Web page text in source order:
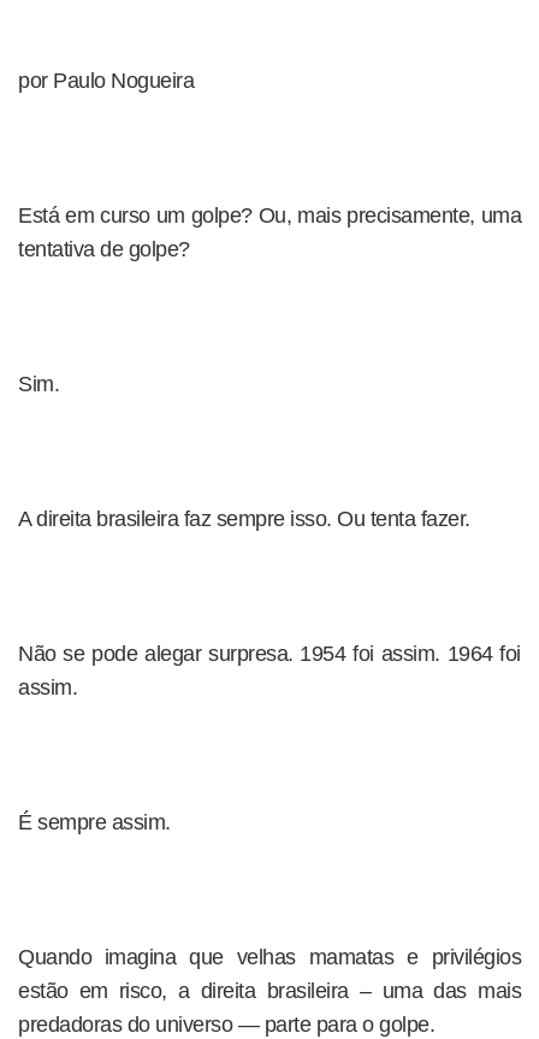
por Paulo Nogueira
Está em curso um golpe? Ou, mais precisamente, uma
tentativa de golpe?
Sim.
A direita brasileira faz sempre isso. Ou tenta fazer.
Não se pode alegar surpresa. 1954 foi assim. 1964 foi
assim.
É sempre assim.
Quando imagina que velhas mamatas e privilégios
estão em risco, a direita brasileira – uma das mais
predadoras do universo — parte para o golpe.